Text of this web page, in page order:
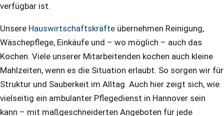
verfügbar ist.
Unsere Hauswirtschaftskräfte übernehmen Reinigung,
Wäschepflege, Einkäufe und – wo möglich – auch das
Kochen. Viele unserer Mitarbeitenden kochen auch kleine
Mahlzeiten, wenn es die Situation erlaubt. So sorgen wir für
Struktur und Sauberkeit im Alltag. Auch hier zeigt sich, wie
vielseitig ein ambulanter Pflegedienst in Hannover sein
kann – mit maßgeschneiderten Angeboten für jede